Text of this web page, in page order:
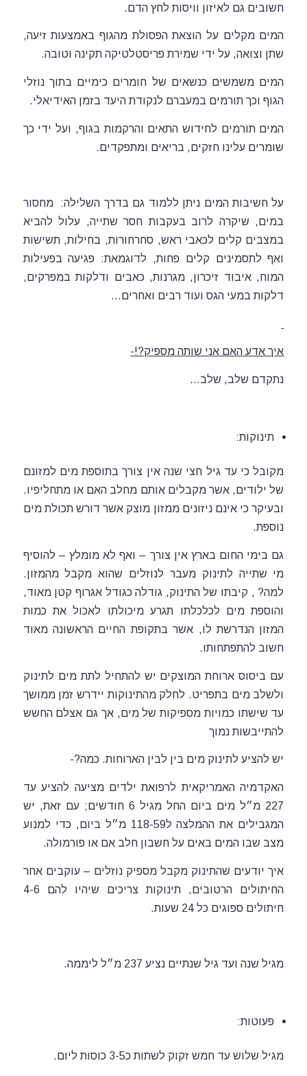
חשובים גם לאיזון וויסות לחץ הדם.
המים מקלים על הוצאת הפסולת מהגוף באמצעות זיעה,
שתן וצואה, על ידי שמירת פריסטלטיקה תקינה וטובה.
המים משמשים כנשאים של חומרים כימיים בתוך נוזלי
הגוף וכך תורמים במעברם לנקודת היעד בזמן האידיאלי.
המים תורמים לחידוש התאים והרקמות בגוף, ועל ידי כך
שומרים עלינו חזקים, בריאים ומתפקדים.
על חשיבות המים ניתן ללמוד גם בדרך השלילה: מחסור
במים, שיקרה לרוב בעקבות חסר שתייה, עלול להביא
במצבים קלים לכאבי ראש, סחרחורות, בחילות, תשישות
ואף לתסמינים קלים פחות, לדוגמאת: פגיעה בפעילות
המוח, איבוד זיכרון, מגרנות, כאבים ודלקות במפרקים,
דלקות במעי הגס ועוד רבים ואחרים…
איך אדע האם אני שותה מספיק?!-
נתקדם שלב, שלב…
תינוקות:
מקובל כי עד גיל חצי שנה אין צורך בתוספת מים למזונם
של ילודים, אשר מקבלים אותם מחלב האם או מתחליפיו.
ובעיקר כי אינם ניזונים ממזון מוצק אשר דורש תכולת מים
נוספת.
גם בימי החום בארץ אין צורך – ואף לא מומלץ – להוסיף
מי שתייה לתינוק מעבר לנוזלים שהוא מקבל מהמזון.
למה? , קיבתו של התינוק, גודלה כגודל אגרוף קטן מאוד,
והוספת מים לכלכלתו תגרע מיכולתו לאכול את כמות
המזון הנדרשת לו, אשר בתקופת החיים הראשונה מאוד
חשוב להתפתחותו.
עם ביסוס ארוחת המוצקים יש להתחיל לתת מים לתינוק
ולשלב מים בתפריט. לחלק מהתינוקות יידרש זמן ממושך
עד שישתו כמויות מספיקות של מים, אך גם אצלם החשש
להתייבשות נמוך
יש להציע לתינוק מים בין לבין הארוחות. כמה?-
האקדמיה האמריקאית לרפואת ילדים מציעה להציע עד
227 מ״ל מים ביום החל מגיל 6 חודשים; עם זאת, יש
המגבילים את ההמלצה ל118-59 מ״ל ביום, כדי למנוע
מצב שבו המים באים על חשבון חלב אם או פורמולה.
איך יודעים שהתינוק מקבל מספיק נוזלים – עוקבים אחר
החיתולים הרטובים, תינוקות צריכים שיהיו להם 4-6
חיתולים ספוגים כל 24 שעות.
מגיל שנה ועד גיל שנתיים נציע 237 מ״ל ליממה.
פעוטות:
מגיל שלוש עד חמש זקוק לשתות כ3-5 כוסות ליום.